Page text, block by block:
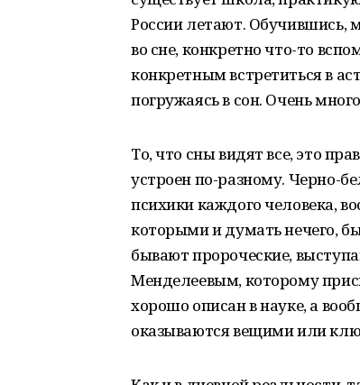
России летают. Обучившись,
во сне, конкретно что-то
конкретным встретиться в
погружаясь в сон. Очень
То, что сны видят все, это
устроен по-разному. Черно-
психики каждого человека,
которыми и думать нечего,
бывают пророческие,
Менделеевым, которому
хорошо описан в науке, а
оказываются вещими или